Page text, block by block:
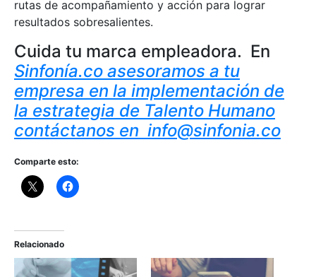
rutas de acompañamiento y acción para lograr
resultados sobresalientes.
Cuida tu marca empleadora. En
Sinfonía.co asesoramos a tu
empresa en la implementación de
la estrategia de Talento Humano
contáctanos en info@sinfonia.co
Comparte esto:
Relacionado